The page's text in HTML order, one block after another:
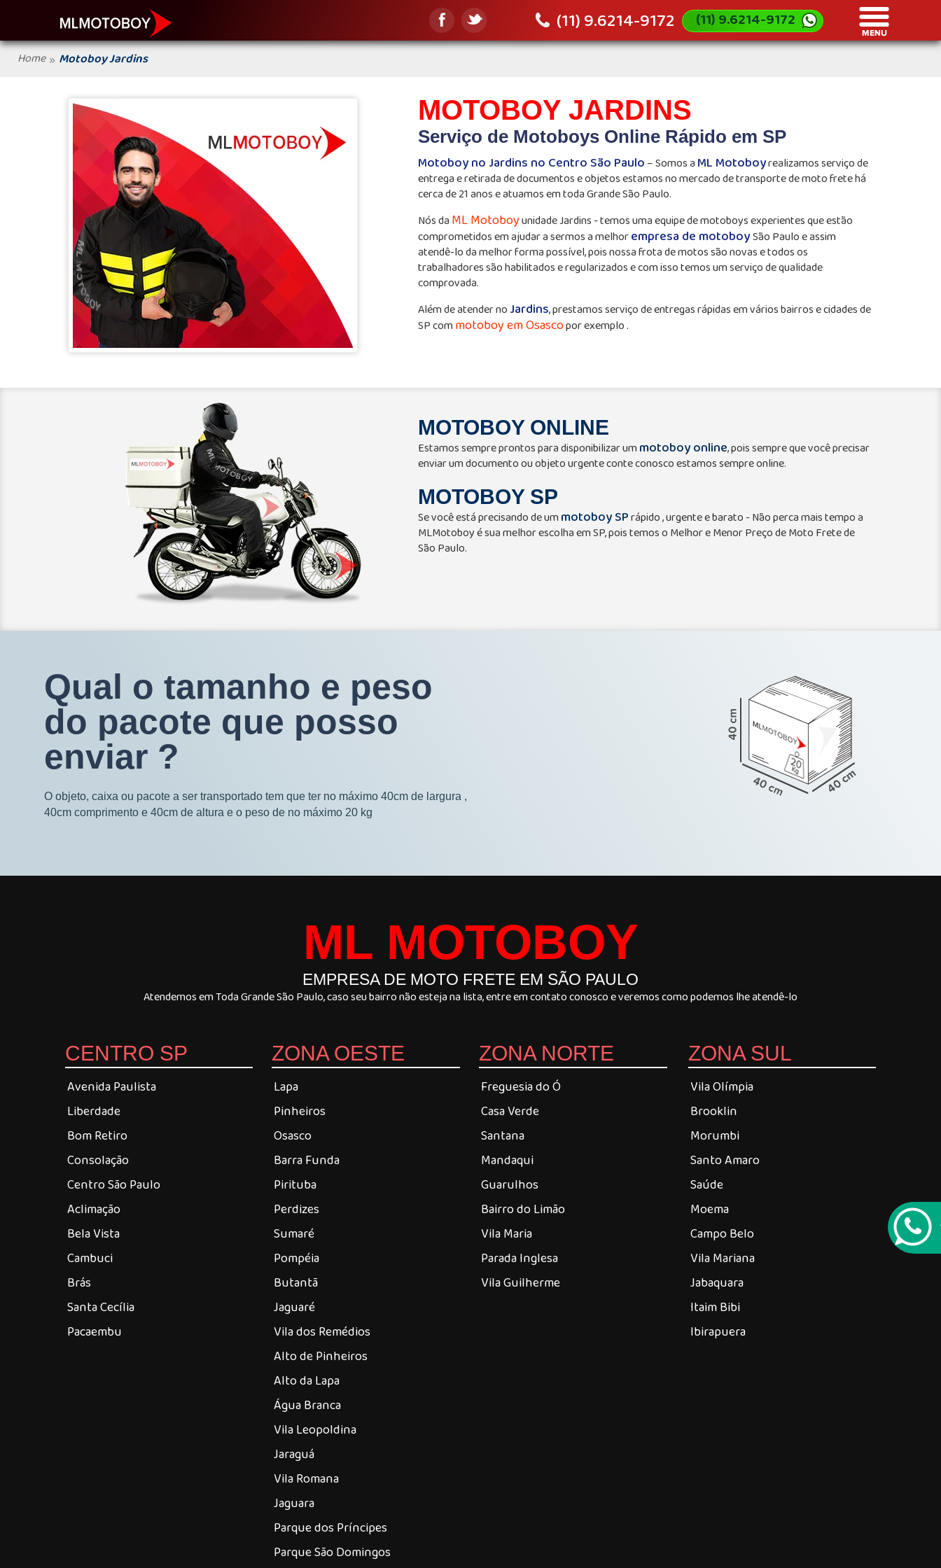
(11) 9.6214-9172 (11) 9.6214-9172
Home » Motoboy Jardins
MOTOBOY JARDINS
Serviço de Motoboys Online Rápido em SP
Motoboy no Jardins no Centro São Paulo – Somos a ML Motoboyrealizamos serviço de
entrega e retirada de documentos e objetos estamos no mercado de transporte de moto frete há
cerca de 21 anos e atuamos em toda Grande São Paulo.
Nós da ML Motoboyunidade Jardins - temos uma equipe de motoboys experientes que estão
comprometidos em ajudar a sermos a melhorempresa de motoboySão Paulo e assim
atendê-lo da melhor forma possível, pois nossa frota de motos são novas e todos os
trabalhadores são habilitados e regularizados e com isso temos um serviço de qualidade
comprovada.
Além de atender no Jardins, prestamos serviço de entregas rápidas em vários bairros e cidades de
SP commotoboy em Osascopor exemplo .
MOTOBOY ONLINE
Estamos sempre prontos para disponibilizar ummotoboy online, pois sempre que você precisar
enviar um documento ou objeto urgente conte conosco estamos sempre online.
MOTOBOY SP
Se você está precisando de ummotoboy SPrápido , urgente e barato - Não perca mais tempo a
MLMotoboy é sua melhor escolha em SP, pois temos o Melhor e Menor Preço de Moto Frete de
São Paulo.
Qual o tamanho e peso
do pacote que posso
enviar ?
O objeto, caixa ou pacote a ser transportado tem que ter no máximo 40cm de largura ,
40cm comprimento e 40cm de altura e o peso de no máximo 20 kg
ML MOTOBOY
EMPRESA DE MOTO FRETE EM SÃO PAULO
Atendemos em Toda Grande São Paulo, caso seu bairro não esteja na lista, entre em contato conosco e veremos como podemos lhe atendê-lo
CENTRO SP
Avenida Paulista
Liberdade
Bom Retiro
Consolação
Centro São Paulo
Aclimação
Bela Vista
Cambuci
Brás
Santa Cecília
Pacaembu
ZONA OESTE
Lapa
Pinheiros
Osasco
Barra Funda
Pirituba
Perdizes
Sumaré
Pompéia
Butantã
Jaguaré
Vila dos Remédios
Alto de Pinheiros
Alto da Lapa
Água Branca
Vila Leopoldina
Jaraguá
Vila Romana
Jaguara
Parque dos Príncipes
Parque São Domingos
ZONA NORTE
Freguesia do Ó
Casa Verde
Santana
Mandaqui
Guarulhos
Bairro do Limão
Vila Maria
Parada Inglesa
Vila Guilherme
ZONA SUL
Vila Olímpia
Brooklin
Morumbi
Santo Amaro
Saúde
Moema
Campo Belo
Vila Mariana
Jabaquara
Itaim Bibi
Ibirapuera